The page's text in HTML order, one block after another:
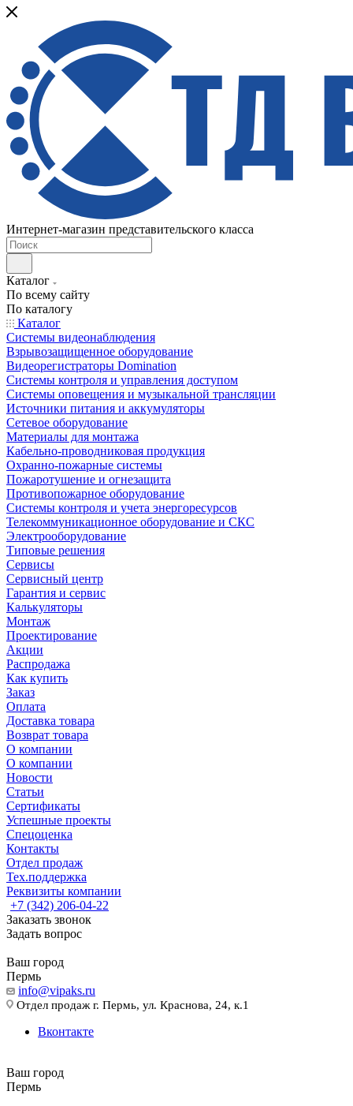
Интернет-магазин представительского класса
Каталог
По всему сайту
По каталогу
Каталог
Системы видеонаблюдения
Взрывозащищенное оборудование
Видеорегистраторы Domination
Системы контроля и управления доступом
Системы оповещения и музыкальной трансляции
Источники питания и аккумуляторы
Сетевое оборудование
Материалы для монтажа
Кабельно-проводниковая продукция
Охранно-пожарные системы
Пожаротушение и огнезащита
Противопожарное оборудование
Системы контроля и учета энергоресурсов
Телекоммуникационное оборудование и СКС
Электрооборудование
Типовые решения
Сервисы
Сервисный центр
Гарантия и сервис
Калькуляторы
Монтаж
Проектирование
Акции
Распродажа
Как купить
Заказ
Оплата
Доставка товара
Возврат товара
О компании
О компании
Новости
Статьи
Сертификаты
Успешные проекты
Спецоценка
Контакты
Отдел продаж
Тех.поддержка
Реквизиты компании
+7 (342) 206-04-22
Заказать звонок
Задать вопрос
Ваш город
Пермь
info@vipaks.ru
Отдел продаж г. Пермь, ул. Краснова, 24, к.1
Вконтакте
Ваш город
Пермь